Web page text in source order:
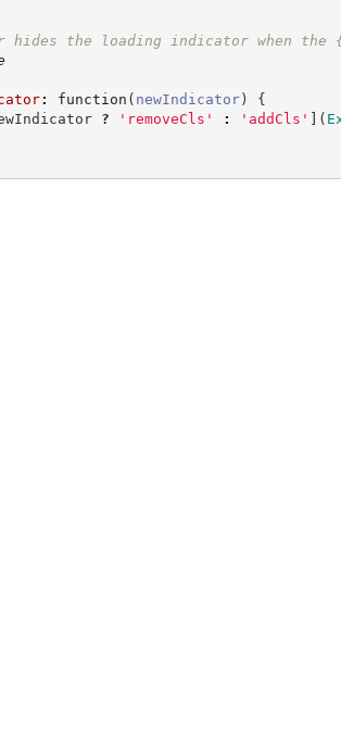
the loading indicator when the
: function ( newIndicator)
{
? ' removeCls ' : ' addCls ' ] (